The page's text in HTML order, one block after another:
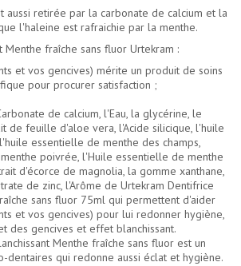
aussi retirée par la carbonate de calcium et la
l'haleine est rafraichie par la menthe.
Menthe fraîche sans fluor Urtekram :
et vos gencives) mérite un produit de soins
pour procurer satisfaction ;
de calcium, l'Eau, la glycérine, le
de feuille d'aloe vera, l'Acide silicique, l'huile
essentielle de menthe des champs,
poivrée, l'Huile essentielle de menthe
d'écorce de magnolia, la gomme xanthane,
de zinc, l'Arôme de Urtekram Dentifrice
sans fluor 75ml qui permettent d'aider
et vos gencives) pour lui redonner hygiène,
des gencives et effet blanchissant.
Menthe fraîche sans fluor est un
dentaires qui redonne aussi éclat et hygiène.